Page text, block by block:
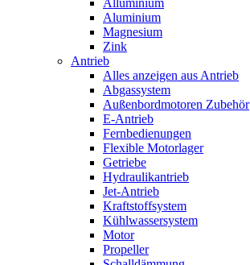
Alluminium
Aluminium
Magnesium
Zink
Antrieb
Alles anzeigen aus Antrieb
Abgassystem
Außenbordmotoren Zubehör
E-Antrieb
Fernbedienungen
Flexible Motorlager
Getriebe
Hydraulikantrieb
Jet-Antrieb
Kraftstoffsystem
Kühlwassersystem
Motor
Propeller